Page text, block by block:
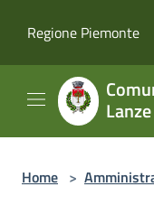
Regione Piemonte
Lanze
Home >